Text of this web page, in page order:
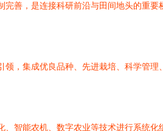
善，是连接科研前沿与田间地头的重要
，集成优良品种、先进栽培、科学管
智能农机、数字农业等技术进行系统化